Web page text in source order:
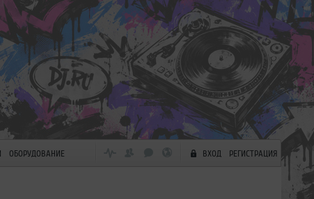
ОБОРУДОВАНИЕ ВХОД РЕГИСТРАЦИЯ